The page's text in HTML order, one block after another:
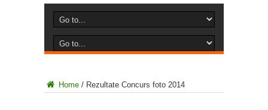
Home / Rezultate Concurs foto 2014